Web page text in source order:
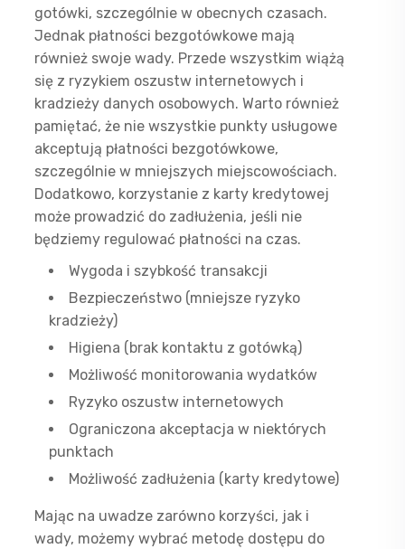
gotówki, szczególnie w obecnych czasach.
Jednak płatności bezgotówkowe mają
również swoje wady. Przede wszystkim wiążą
się z ryzykiem oszustw internetowych i
kradzieży danych osobowych. Warto również
pamiętać, że nie wszystkie punkty usługowe
akceptują płatności bezgotówkowe,
szczególnie w mniejszych miejscowościach.
Dodatkowo, korzystanie z karty kredytowej
może prowadzić do zadłużenia, jeśli nie
będziemy regulować płatności na czas.
Wygoda i szybkość transakcji
Bezpieczeństwo (mniejsze ryzyko
kradzieży)
Higiena (brak kontaktu z gotówką)
Możliwość monitorowania wydatków
Ryzyko oszustw internetowych
Ograniczona akceptacja w niektórych
punktach
Możliwość zadłużenia (karty kredytowe)
Mając na uwadze zarówno korzyści, jak i
wady, możemy wybrać metodę dostępu do